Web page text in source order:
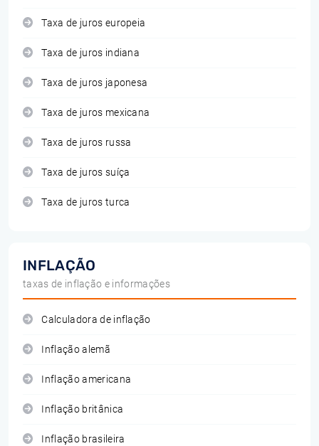
Taxa de juros europeia
Taxa de juros indiana
Taxa de juros japonesa
Taxa de juros mexicana
Taxa de juros russa
Taxa de juros suíça
Taxa de juros turca
INFLAÇÃO
taxas de inflação e informações
Calculadora de inflação
Inflação alemã
Inflação americana
Inflação britânica
Inflação brasileira